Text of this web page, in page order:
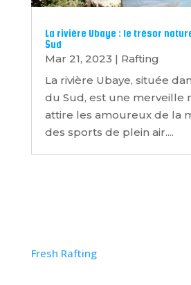
La rivière Ubaye : le trésor
Sud
Mar 21, 2023 | Rafting
La rivière Ubaye, située
du Sud, est une merveille
attire les amoureux de la
des sports de plein air....
Fresh Rafting